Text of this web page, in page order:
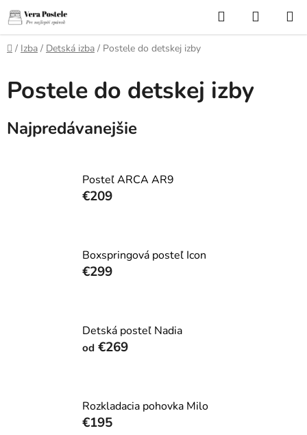
Prejsť
na
obsah
Hľadať
KOŠÍK
Domov
/ Izba / Detská izba / Postele do detskej izby
Postele do detskej izby
Najpredávanejšie
Posteľ ARCA AR9
€209
Boxspringová posteľ Icon
€299
Detská posteľ Nadia
od €269
Rozkladacia pohovka Milo
€195